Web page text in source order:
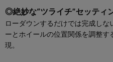
◎絶妙な“ツライチ”セッティ
ローダウンするだけでは完成し
ーとホイールの位置関係を調整す
現。